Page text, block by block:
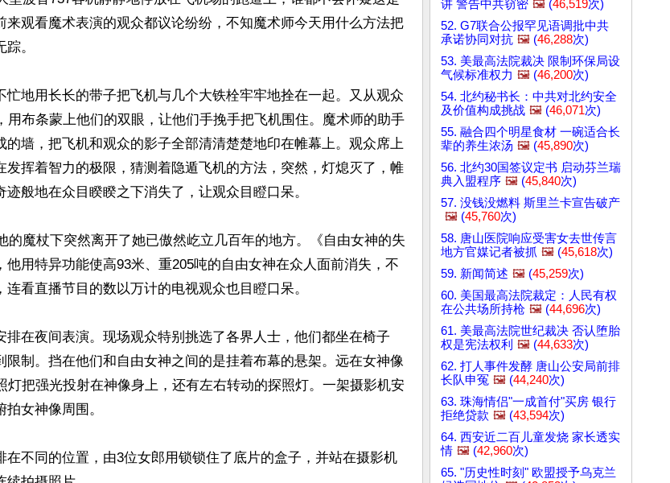
来观看魔术表演的观众都议论纷纷，不知魔术师今天用什么方法把
。
忙地用长长的带子把飞机与几个大铁栓牢牢地拴在一起。又从观众
用布条蒙上他们的双眼，让他们手挽手把飞机围住。魔术师的助手
的墙，把飞机和观众的影子全部清清楚楚地印在帷幕上。观众席上
发挥着智力的极限，猜测着隐遁飞机的方法，突然，灯熄灭了，帷
般地在众目睽睽之下消失了，让观众目瞪口呆。
的魔杖下突然离开了她已傲然屹立几百年的地方。《自由女神的失
他用特异功能使高93米、重205吨的自由女神在众人面前消失，不
看直播节目的数以万计的电视观众也目瞪口呆。
排在夜间表演。现场观众特别挑选了各界人士，他们都坐在椅子
限制。挡在他们和自由女神之间的是挂着布幕的悬架。远在女神像
灯把强光投射在神像身上，还有左右转动的探照灯。一架摄影机安
女神像周围。
在不同的位置，由3位女郎用锁锁住了底片的盒子，并站在摄影机
讲 警告中共窃密 🖼️ (46,519次)
52. G7联合公报罕见语调批中共
承诺协同对抗 🖼️ (46,288次)
53. 美最高法院裁决 限制环保局设
气候标准权力 🖼️ (46,200次)
54. 北约秘书长：中共对北约安全
及价值构成挑战 🖼️ (46,071次)
55. 融合四个明星食材 一碗适合长
辈的养生浓汤 🖼️ (45,890次)
56. 北约30国签议定书 启动芬兰瑞
典入盟程序 🖼️ (45,840次)
57. 没钱没燃料 斯里兰卡宣告破产
🖼️ (45,760次)
58. 唐山医院响应受害女去世传言
地方官媒记者被抓 🖼️ (45,618次)
59. 新闻简述 🖼️ (45,259次)
60. 美国最高法院裁定：人民有权
在公共场所持枪 🖼️ (44,696次)
61. 美最高法院世纪裁决 否认堕胎
权是宪法权利 🖼️ (44,633次)
62. 打人事件发酵 唐山公安局前排
长队申冤 🖼️ (44,240次)
63. 珠海情侣"一成首付"买房 银行
拒绝贷款 🖼️ (43,594次)
64. 西安近二百儿童发烧 家长透实
情 🖼️ (42,960次)
65. "历史性时刻" 欧盟授予乌克兰